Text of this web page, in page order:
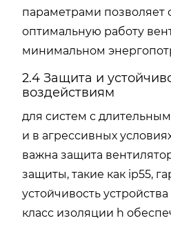
параметрами позволяет
оптимальную работу
минимальном
2.4 Защита и
воздействиям
для систем с
и в агрессивных
важна защита
защиты, такие как ip55,
устойчивость
класс изоляции h